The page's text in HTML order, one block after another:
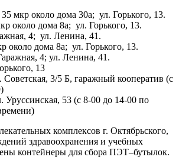
мкр около дома 30а; ул. Горького, 13.
около дома 8а; ул. Горького, 13.
4; ул. Ленина, 41.
около дома 8а; ул. Горького, 13.
4; ул. Ленина, 41.
13
Советская, 3/5 Б, гаражный кооператив (с
Уруссинская, 53 (с 8-00 до 14-00 по
комплексов г. Октябрьского,
здравоохранения и учебных
контейнеры для сбора ПЭТ–бутылок.